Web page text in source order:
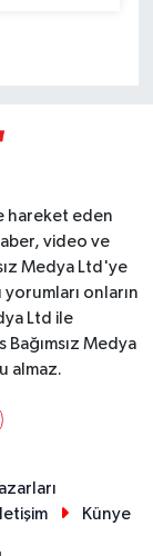
hareket eden
video ve
Medya Ltd'ye
onların
Ltd ile
Medya
almaz.
İletişim Künye